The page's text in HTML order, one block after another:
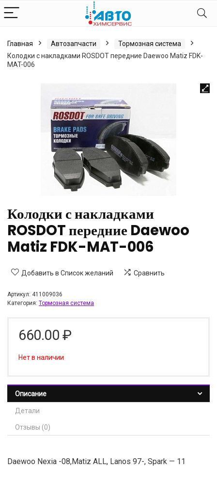
Главная Автозапчасти
Тормозная система
Колодки с накладками ROSDOT передние Daewoo Matiz FDK-
MAT-006
Колодки с накладками
ROSDOT передние Daewoo
Matiz FDK-MAT-006
Добавить в Список желаний Сравнить
Артикул: 411009036
Категория: Тормозная система
660.00 ₽
Нет в наличии
Описание
Детали
Отзывы (0)
Daewoo Nexia -08,Matiz ALL, Lanos 97-, Spark — 11